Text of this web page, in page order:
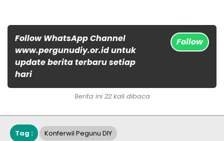
Follow WhatsApp Channel
www.pergunudiy.or.id untuk
update berita terbaru setiap
hari
Follow
Berita ini 22 kali dibaca
Tag : Konferwil Pegunu DIY